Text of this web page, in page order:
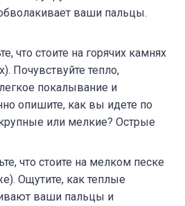
ваши пальцы.
что стоите на горячих камнях
Почувствуйте тепло,
покалывание и
опишите, как вы идете по
или мелкие? Острые
что стоите на мелком песке
Ощутите, как теплые
ваши пальцы и